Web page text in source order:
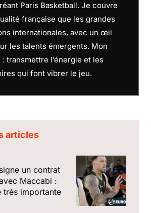
Paris Basketball. Je couvre
française que les grandes
internationales, avec un œil
les talents émergents. Mon
transmettre l’énergie et les
qui font vibrer le jeu.
articles
un contrat
Maccabi :
très importante